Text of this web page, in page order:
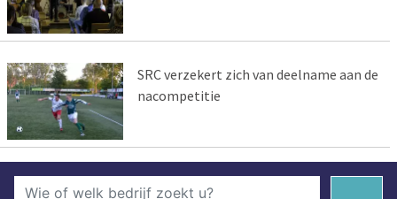
SRC verzekert zich van deelname aan de
nacompetitie